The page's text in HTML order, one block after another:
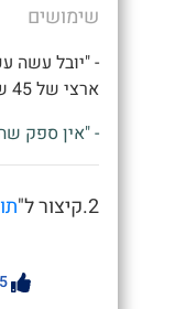
שימושים
- "יובל עשה
ארצי של 45 שנה!"
- "אין ספק
2.קיצור ל"
5